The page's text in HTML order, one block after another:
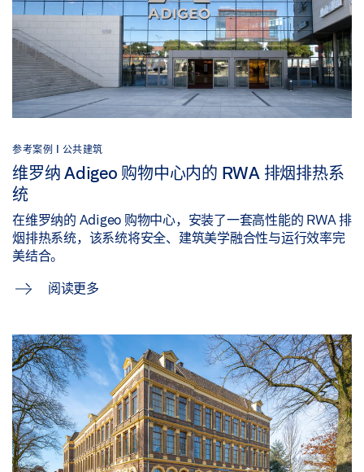
参考案例 | 公共建筑
维罗纳 Adigeo 购物中心内的 RWA 排烟排热系
统
在维罗纳的 Adigeo 购物中心，安装了一套高性能的 RWA 排
烟排热系统，该系统将安全、建筑美学融合性与运行效率完
美结合。
阅读更多